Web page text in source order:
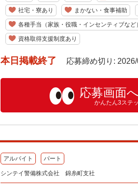
社宅・寮あり まかない・食事補助
各種手当（家族・役職・インセンティブなど
資格取得支援制度あり
本日掲載終了 応募締め切り: 2026/
応募画面
かんたん3ステ
アルバイト パート
シンテイ警備株式会社 錦糸町支社